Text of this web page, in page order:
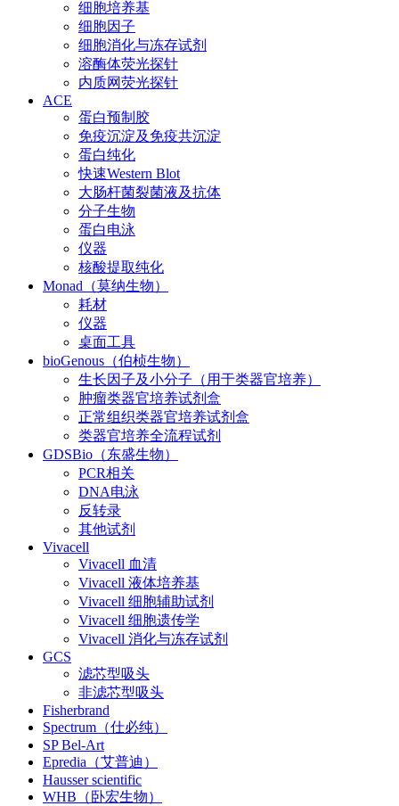
细胞培养基
细胞因子
细胞消化与冻存试剂
溶酶体荧光探针
内质网荧光探针
ACE
蛋白预制胶
免疫沉淀及免疫共沉淀
蛋白纯化
快速Western Blot
大肠杆菌裂菌液及抗体
分子生物
蛋白电泳
仪器
核酸提取纯化
Monad（莫纳生物）
耗材
仪器
桌面工具
bioGenous（伯桢生物）
生长因子及小分子（用于类器官培养）
肿瘤类器官培养试剂盒
正常组织类器官培养试剂盒
类器官培养全流程试剂
GDSBio（东盛生物）
PCR相关
DNA电泳
反转录
其他试剂
Vivacell
Vivacell 血清
Vivacell 液体培养基
Vivacell 细胞辅助试剂
Vivacell 细胞遗传学
Vivacell 消化与冻存试剂
GCS
滤芯型吸头
非滤芯型吸头
Fisherbrand
Spectrum（仕必纯）
SP Bel-Art
Epredia（艾普迪）
Hausser scientific
WHB（卧宏生物）